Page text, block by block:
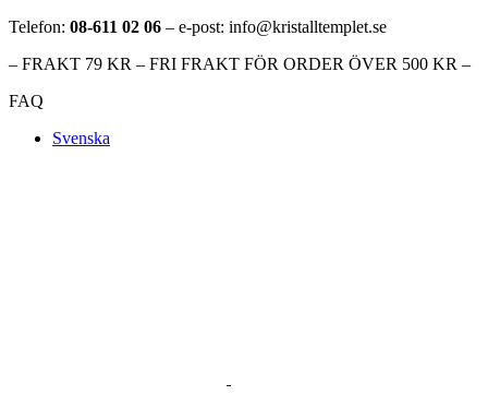
Telefon: 08-611 02 06 – e-post: info@kristalltemplet.se
– FRAKT 79 KR – FRI FRAKT FÖR ORDER ÖVER 500 KR –
FAQ
Svenska